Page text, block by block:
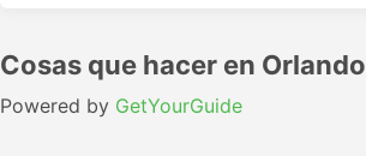
Cosas que hacer en Orlando
Powered by GetYourGuide